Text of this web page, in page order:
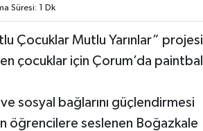
Süresi: 1 Dk
Çocuklar Mutlu Yarınlar” projesi
çocuklar için Çorum’da paintball
sosyal bağlarını güçlendirmesi
öğrencilere seslenen Boğazkale